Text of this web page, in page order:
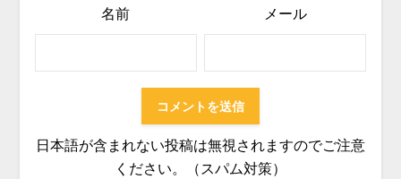
名前 メール
日本語が含まれない投稿は無視されますのでご注意
ください。（スパム対策）